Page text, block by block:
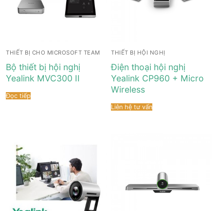
THIẾT BỊ CHO MICROSOFT TEAM
Bộ thiết bị hội nghị
Yealink MVC300 II
Đọc tiếp
THIẾT BỊ HỘI NGHỊ
Điện thoại hội nghị
Yealink CP960 + Micro
Wireless
Liên hệ tư vấn